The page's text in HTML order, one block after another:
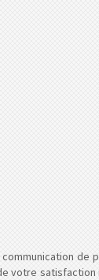
votre